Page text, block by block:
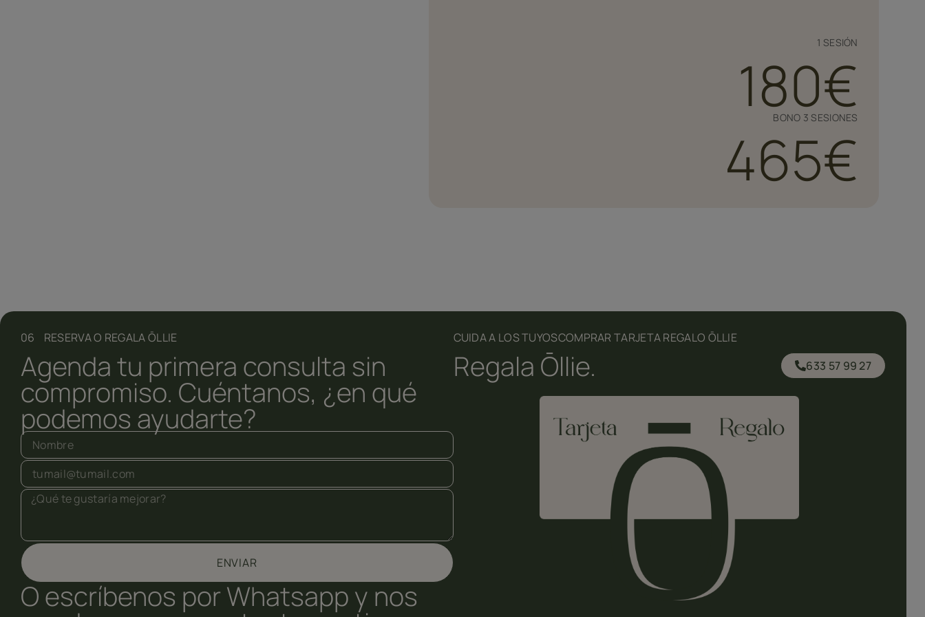
1 SESIÓN
180€
BONO 3 SESIONES
465€
06 RESERVA O REGALA ŌLLIE
Agenda tu primera consulta sin
compromiso. Cuéntanos, ¿en qué
podemos ayudarte?
ENVIAR
O escríbenos por Whatsapp y nos
CUIDA A LOS TUYOSCOMPRAR TARJETA REGALO ŌLLIE
Regala Ōllie. 633 57 99 27